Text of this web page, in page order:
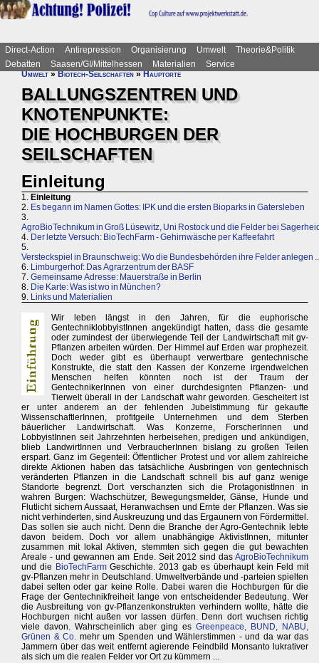
Direct-Action Antirepression Organisierung Umwelt
Theorie&Politik
Debatten
Saasen/GI/Mittelhessen Materialien
Service
Umwelt»Biotech-Seilschaften»Hauptorte
BALLUNGSZENTREN UND
KNOTENPUNKTE:
DIE HOCHBURGEN DER
SEILSCHAFTEN
Einleitung
1. Einleitung
2. Es begann im Namen Gottes: IPK und die ersten Bioparks in Gatersleben
3.
AgroBioTechnikum in Groß Lüsewitz, Uni Rostock und die Felder bei
4. Der letzte Versuch: BioTechFarm - Gehirnwäsche per Kaffeefahrt
5.
Versteckspiel in Braunschweig: Wo die Bundesbehörden ihre Felder anlegen
6. Limburgerhof: Das Agrarzentrum der BASF
7. Gemeinsame Adresse: Mauerstraße in Berlin
8. Die Karte: Was ist wo in München?
9. Links und Materialien
Wir leben längst in den Jahren, für die euphorische
GentechniklobbyistInnen angekündigt hatten, dass die gesamte
oder zumindest der überwiegende Teil der Landwirtschaft mit gv-
Pflanzen arbeiten würden. Der Himmel auf Erden war prophezeit.
Doch weder gibt es überhaupt verwertbare gentechnische
Konstrukte, die statt den Kassen der Konzerne irgendwelchen
Menschen helfen könnten noch ist der Traum der
GentechnikerInnen von einer durchdesignten Pflanzen- und
Tierwelt überall in der Landschaft wahr geworden. Gescheitert ist
er unter anderem an der fehlenden Jubelstimmung für gekaufte
WissenschaftlerInnen, profitgeile Unternehmen und dem Sterben
bäuerlicher Landwirtschaft. Was Konzerne, ForscherInnen und
LobbyistInnen seit Jahrzehnten herbeisehen, predigen und ankündigen,
blieb LandwirtInnen und VerbraucherInnen bislang zu großen Teilen
erspart. Ganz im Gegenteil: Öffentlicher Protest und vor allem zahlreiche
direkte Aktionen haben das tatsächliche Ausbringen von gentechnisch
veränderten Pflanzen in die Landschaft schnell bis auf ganz wenige
Standorte begrenzt. Dort verschanzten sich die ProtagonistInnen in
wahren Burgen: Wachschützer, Bewegungsmelder, Gänse, Hunde und
Flutlicht sichern Aussaat, Heranwachsen und Ernte der Pflanzen. Was sie
nicht verhinderten, sind Auskreuzung und das Ergaunern von Fördermittel.
Das sollen sie auch nicht. Denn die Branche der Agro-Gentechnik lebte
davon beidem. Doch vor allem unabhängige AktivistInnen, mitunter
zusammen mit lokal Aktiven, stemmten sich gegen die gut bewachten
Areale - und gewannen am Ende. Seit 2012 sind dasAgroBioTechnikum
und die BioTechFarmGeschichte. 2013 gab es überhaupt kein Feld mit
gv-Pflanzen mehr in Deutschland. Umweltverbände und -parteien spielten
dabei selten oder gar keine Rolle. Dabei waren die Hochburgen für die
Frage der Gentechnikfreiheit lange von entscheidender Bedeutung. Wer
die Ausbreitung von gv-Pflanzenkonstrukten verhindern wollte, hätte die
Hochburgen nicht außen vor lassen dürfen. Denn dort wuchsen richtig
viele davon. Wahrscheinlich aber ging esGreenpeace, BUND, NABU,
Grünen & Co. mehr um Spenden und Wählerstimmen - und da war das
Jammern über das weit entfernt agierende Feindbild Monsanto lukrativer
als sich um die realen Felder vor Ort zu kümmern ...